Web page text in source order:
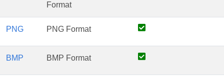
Format
PNG PNG Format
BMP BMP Format